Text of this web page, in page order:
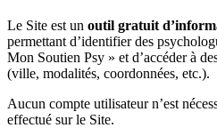
Le Site est un outil gratuit
permettant d’identifier des
Mon Soutien Psy » et d’accéder à
(ville, modalités, coordonnées, etc.).
Aucun compte utilisateur n’est
effectué sur le Site.